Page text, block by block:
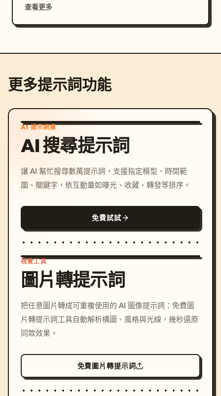
查看更多
更多提示詞功能
AI 提示詞庫
AI 搜尋提示詞
讓 AI 幫忙搜尋數萬提示詞，支援指定模型、時間範
圍、關鍵字，依互動量如曝光、收藏、轉發等排序。
免費試試
c, cyberpunk sunset, neon
colors, 8k --v 6.0
視覺工具
圖片轉提示詞
把任意圖片轉成可重複使用的 AI 圖像提示詞：免費圖
片轉提示詞工具自動解析構圖、風格與光線，幾秒還原
同款效果。
免費圖片轉提示詞